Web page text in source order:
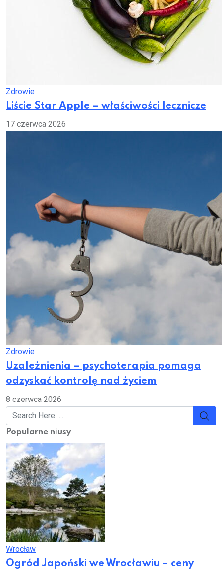
Zdrowie
Liście Star Apple – właściwości lecznicze
17 czerwca 2026
Zdrowie
Uzależnienia – psychoterapia pomaga
odzyskać kontrolę nad życiem
8 czerwca 2026
Popularne niusy
Wrocław
Ogród Japoński we Wrocławiu – ceny